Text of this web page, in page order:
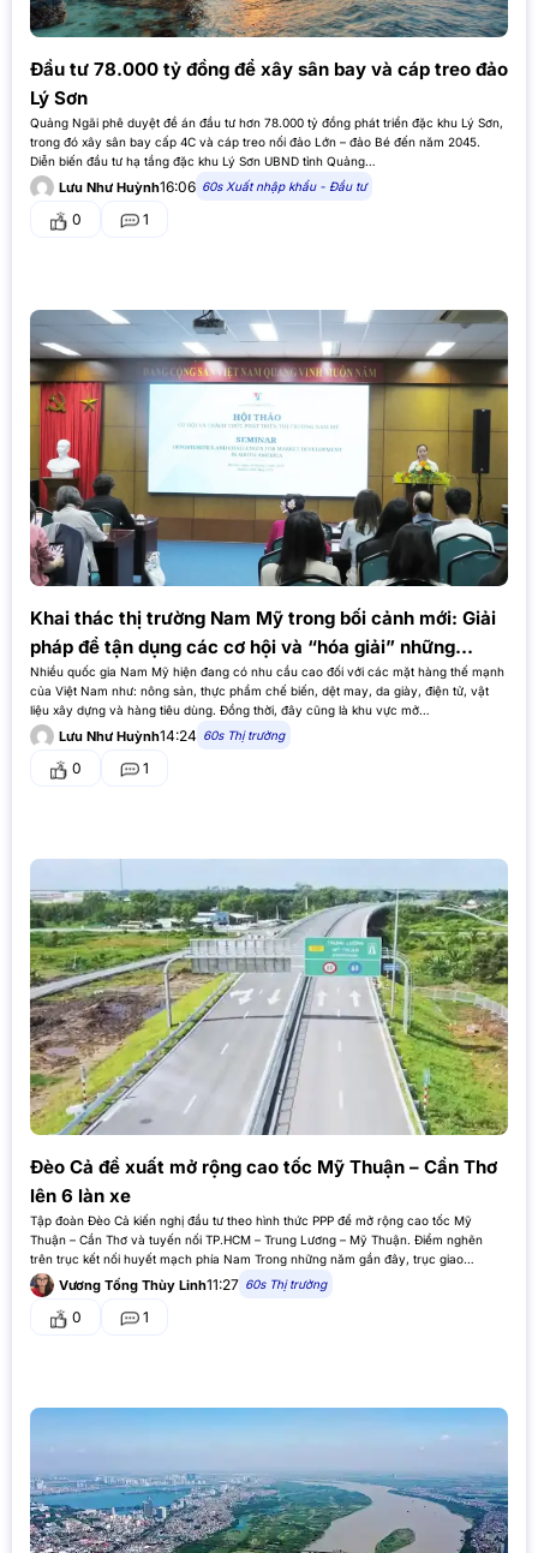
Đầu tư 78.000 tỷ đồng để xây sân bay và cáp treo đảo
Lý Sơn
Quảng Ngãi phê duyệt đề án đầu tư hơn 78.000 tỷ đồng phát triển đặc khu Lý Sơn,
trong đó xây sân bay cấp 4C và cáp treo nối đảo Lớn – đảo Bé đến năm 2045.
Diễn biến đầu tư hạ tầng đặc khu Lý Sơn UBND tỉnh Quảng…
Lưu Như Huỳnh16:06 60s Xuất nhập khẩu - Đầu tư
0 1
Khai thác thị trường Nam Mỹ trong bối cảnh mới: Giải
pháp để tận dụng các cơ hội và “hóa giải” những
thách thức
Nhiều quốc gia Nam Mỹ hiện đang có nhu cầu cao đối với các mặt hàng thế mạnh
của Việt Nam như: nông sản, thực phẩm chế biến, dệt may, da giày, điện tử, vật
liệu xây dựng và hàng tiêu dùng. Đồng thời, đây cũng là khu vực mở…
Lưu Như Huỳnh14:24 60s Thị trường
0 1
Đèo Cả đề xuất mở rộng cao tốc Mỹ Thuận – Cần Thơ
lên 6 làn xe
Tập đoàn Đèo Cả kiến nghị đầu tư theo hình thức PPP để mở rộng cao tốc Mỹ
Thuận – Cần Thơ và tuyến nối TP.HCM – Trung Lương – Mỹ Thuận. Điểm nghẽn
trên trục kết nối huyết mạch phía Nam Trong những năm gần đây, trục giao
thông…Vương Tống Thùy Linh11:27 60s Thị trường
0 1